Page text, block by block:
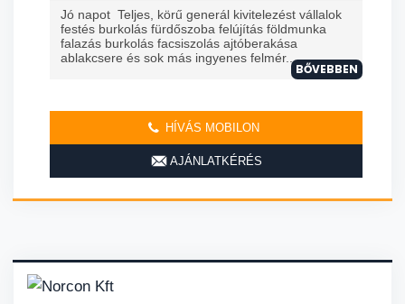
Jó napot Teljes, körű generál kivitelezést vállalok
festés burkolás fürdőszoba felújítás földmunka
falazás burkolás facsiszolás ajtóberakása
ablakcsere és sok más ingyenes felmér...
BŐVEBBEN
HÍVÁS MOBILON
AJÁNLATKÉRÉS